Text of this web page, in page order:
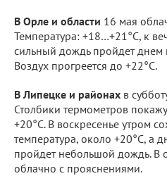
В Орле и области 16 мая
Температура: +18…+21°С, к
сильный дождь пройдет днем
Воздух прогреется до +22°С.
В Липецке и районах в
Столбики термометров
+20°С. В воскресенье утром
температура, около +20°С, а
пройдет небольшой дождь. В
облачно с прояснениями.